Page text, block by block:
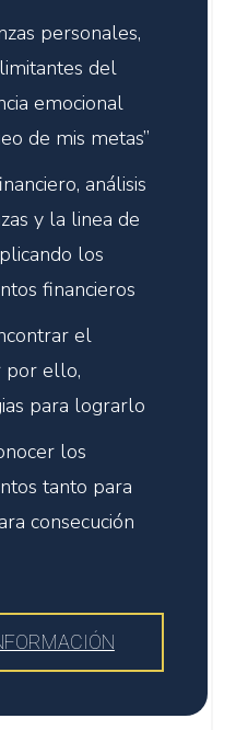
personales,
del
emocional
de mis metas”
análisis
y la linea de
los
financieros
el
por ello,
para lograrlo
los
tanto para
consecución